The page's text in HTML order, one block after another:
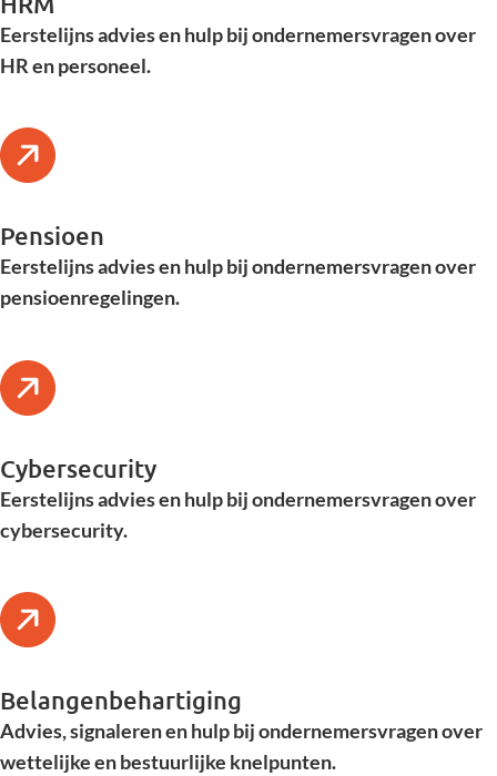
Eerstelijns advies en hulp bij ondernemersvragen over
HR en personeel.
Pensioen
Eerstelijns advies en hulp bij ondernemersvragen over
pensioenregelingen.
Cybersecurity
Eerstelijns advies en hulp bij ondernemersvragen over
cybersecurity.
Belangenbehartiging
Advies, signaleren en hulp bij ondernemersvragen over
wettelijke en bestuurlijke knelpunten.